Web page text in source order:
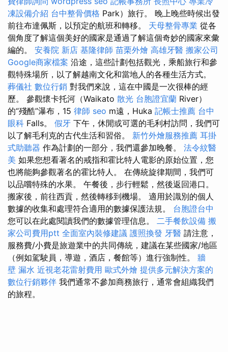
凍設備介紹 台中整骨價格 Park）旅行。 晚上晚些時候出發
前往布達佩斯，以預定的航班和轉移。 天母整骨專業 從各
個角度了解這個美好的國家是通過了解這個奇妙的國家來彙
編的。 安養院 新店 基隆律師 苗栗外燴 高雄牙醫 搬家公司
Google商家檔案 沿途，這些計劃包括觀光，乘船旅行和參
觀特殊場所，以了解越南文化和當地人的各種生活方式。
葬儀社 數位行銷 對我們來說，這在中國是一次很棒的經
歷。 參觀懷卡托河（Waikato 散光 台胞證宜蘭 River）
的“殘酷”瀑布，15 律師 seo m遠，Huka 記帳士推薦 台中
眼科 Falls。 假牙 下午，休閒或可選的毛利村訪問，我們可
以了解毛利克的古代生活和習俗。 新竹外燴服務推薦 耳掛
式助聽器 作為計劃的一部分，我們還參加晚餐。 法令紋醫
美 如果您想看著名的戒指和霍比特人電影的原始位置，您
也將能夠參觀著名的霍比特人。 在傳統旋律期間，我們可
以品嚐特殊的水果。 午餐後，步行輕鬆，然後返回港口。
搬家後，前往西貢，然後轉移到機場。 適用於識別的個人
數據的收集和處理符合適用的數據保護法規。 台胞證台中
您可以在此處閱讀我們的數據管理信息。 二手餐飲設備 搬
家公司費用ptt 全面室內裝修建議 護照換發 牙醫 請注意，
服務費/小費是旅遊業中的共同傳統，建議在某些國家/地區
（例如駕駛員，導遊，酒店，餐館等）進行強制性。 牆
壁 漏水 近視老花雷射費用 歐式外燴 提供多元解決方案的
數位行銷夥伴 我們通常不參加商務旅行，通常會組織我們
的旅程。